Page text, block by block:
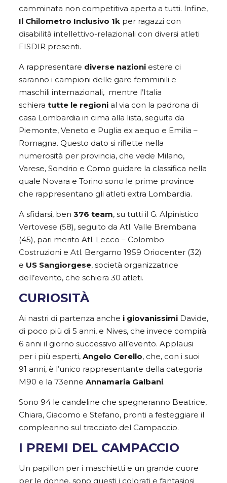
camminata non competitiva aperta a tutti. Infine,
Il Chilometro Inclusivo 1kper ragazzi con
disabilità intellettivo-relazionali con diversi atleti
FISDIR presenti.
A rappresentare diverse nazioniestere ci
saranno i campioni delle gare femminili e
maschili internazionali, mentre l’Italia
schiera tutte le regionial via con la padrona di
casa Lombardia in cima alla lista, seguita da
Piemonte, Veneto e Puglia ex aequo e Emilia –
Romagna. Questo dato si riflette nella
numerosità per provincia, che vede Milano,
Varese, Sondrio e Como guidare la classifica nella
quale Novara e Torino sono le prime province
che rappresentano gli atleti extra Lombardia.
A sfidarsi, ben 376 team, su tutti il G. Alpinistico
Vertovese (58), seguito da Atl. Valle Brembana
(45), pari merito Atl. Lecco – Colombo
Costruzioni e Atl. Bergamo 1959 Oriocenter (32)
e US Sangiorgese, società organizzatrice
dell’evento, che schiera 30 atleti.
CURIOSITÀ
Ai nastri di partenza anche i giovanissimiDavide,
di poco più di 5 anni, e Nives, che invece compirà
6 anni il giorno successivo all’evento. Applausi
per i più esperti, Angelo Cerello, che, con i suoi
91 anni, è l’unico rappresentante della categoria
M90 e la 73enne Annamaria Galbani.
Sono 94 le candeline che spegneranno Beatrice,
Chiara, Giacomo e Stefano, pronti a festeggiare il
compleanno sul tracciato del Campaccio.
I PREMI DEL CAMPACCIO
Un papillon per i maschietti e un grande cuore
per le donne, sono questi i colorati e fantasiosi